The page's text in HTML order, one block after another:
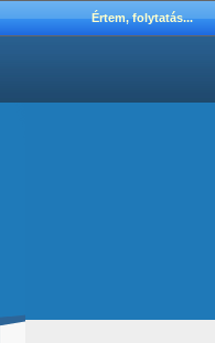
Értem, folytatás...